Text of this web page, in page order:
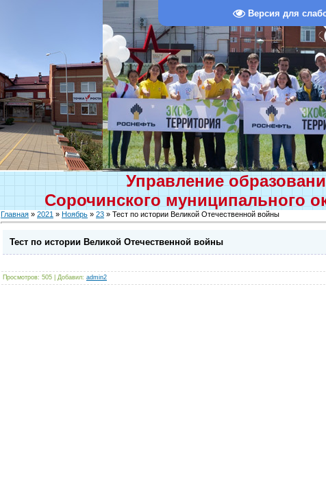
Версия для
Управление
Сорочинского муниципального
Главная » 2021 » Ноябрь » 23 » Тест по истории Великой Отечественной войны
Тест по истории Великой Отечественной войны
Просмотров: 505 | Добавил: admin2